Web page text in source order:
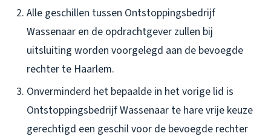
Alle geschillen tussen Ontstoppingsbedrijf
Wassenaar en de opdrachtgever zullen bij
uitsluiting worden voorgelegd aan de bevoegde
rechter te Haarlem.
Onverminderd het bepaalde in het vorige lid is
Ontstoppingsbedrijf Wassenaar te hare vrije keuze
gerechtigd een geschil voor de bevoegde rechter